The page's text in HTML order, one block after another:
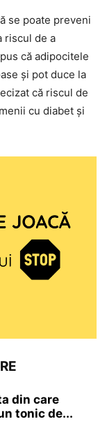
se poate preveni
riscul de a
că adipocitele
și pot duce la
că riscul de
cu diabet și
din care
tonic de...